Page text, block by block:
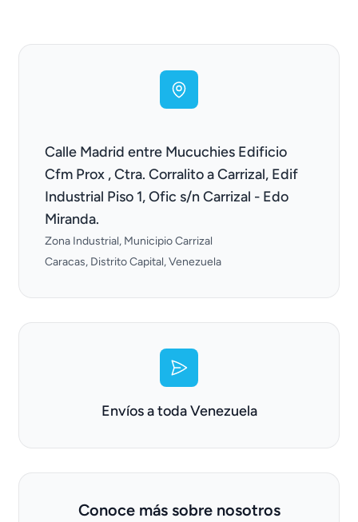
Calle Madrid entre Mucuchies Edificio
Cfm Prox , Ctra. Corralito a Carrizal, Edif
Industrial Piso 1, Ofic s/n Carrizal - Edo
Miranda.
Zona Industrial, Municipio Carrizal
Caracas, Distrito Capital, Venezuela
Envíos a toda Venezuela
Conoce más sobre nosotros